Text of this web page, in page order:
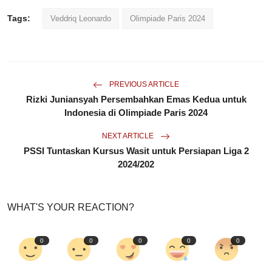
Tags: Veddriq Leonardo Olimpiade Paris 2024
PREVIOUS ARTICLE
Rizki Juniansyah Persembahkan Emas Kedua untuk
Indonesia di Olimpiade Paris 2024
NEXT ARTICLE
PSSI Tuntaskan Kursus Wasit untuk Persiapan Liga 2
2024/202
WHAT'S YOUR REACTION?
0 0 0 0 0